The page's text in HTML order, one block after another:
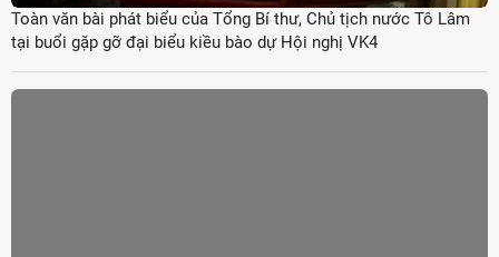
Toàn văn bài phát biểu của Tổng Bí thư, Chủ tịch nước Tô Lâm
tại buổi gặp gỡ đại biểu kiều bào dự Hội nghị VK4